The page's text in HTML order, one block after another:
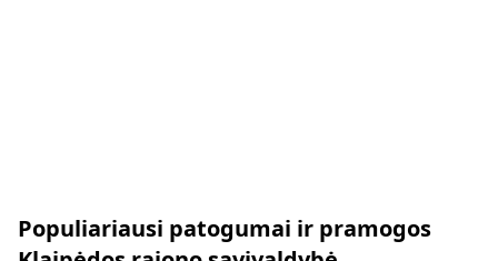
Populiariausi patogumai ir pramogos